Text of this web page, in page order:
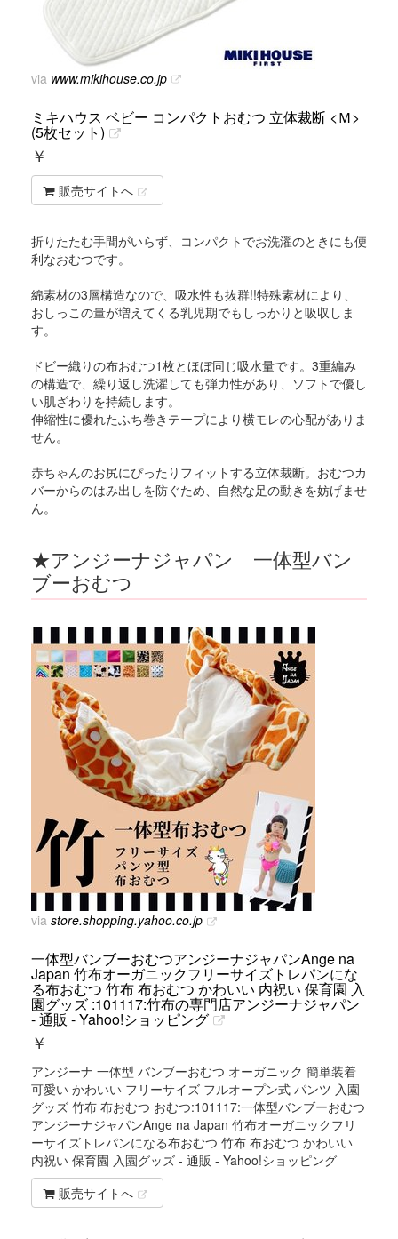
via www.mikihouse.co.jp
ミキハウス ベビー コンパクトおむつ 立体裁断 <Ｍ>
(5枚セット)
￥
販売サイトへ
折りたたむ手間がいらず、コンパクトでお洗濯のときにも便
利なおむつです。
綿素材の3層構造なので、吸水性も抜群!!特殊素材により、
おしっこの量が増えてくる乳児期でもしっかりと吸収しま
す。
ドビー織りの布おむつ1枚とほぼ同じ吸水量です。3重編み
の構造で、繰り返し洗濯しても弾力性があり、ソフトで優し
い肌ざわりを持続します。
伸縮性に優れたふち巻きテープにより横モレの心配がありま
せん。
赤ちゃんのお尻にぴったりフィットする立体裁断。おむつカ
バーからのはみ出しを防ぐため、自然な足の動きを妨げませ
ん。
★アンジーナジャパン 一体型バン
ブーおむつ
via store.shopping.yahoo.co.jp
一体型バンブーおむつアンジーナジャパンAnge na
Japan 竹布オーガニックフリーサイズトレパンにな
る布おむつ 竹布 布おむつ かわいい 内祝い 保育園 入
園グッズ :101117:竹布の専門店アンジーナジャパン
- 通販 - Yahoo!ショッピング
￥
アンジーナ 一体型 バンブーおむつ オーガニック 簡単装着
可愛い かわいい フリーサイズ フルオープン式 パンツ 入園
グッズ 竹布 布おむつ おむつ:101117:一体型バンブーおむつ
アンジーナジャパンAnge na Japan 竹布オーガニックフリ
ーサイズトレパンになる布おむつ 竹布 布おむつ かわいい
内祝い 保育園 入園グッズ - 通販 - Yahoo!ショッピング
販売サイトへ